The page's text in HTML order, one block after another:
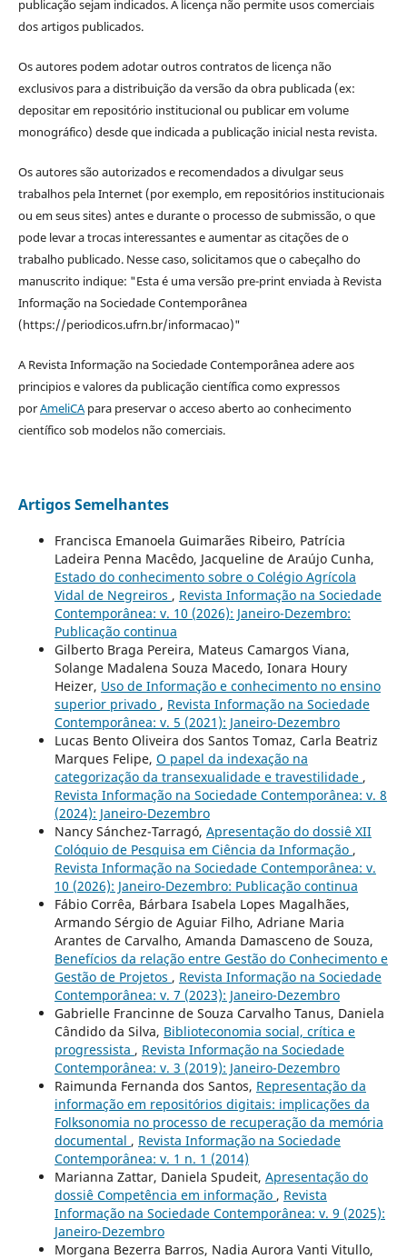
publicação sejam indicados. A licença não permite usos comerciais
dos artigos publicados.
Os autores podem adotar outros contratos de licença não
exclusivos para a distribuição da versão da obra publicada (ex:
depositar em repositório institucional ou publicar em volume
monográfico) desde que indicada a publicação inicial nesta revista.
Os autores são autorizados e recomendados a divulgar seus
trabalhos pela Internet (por exemplo, em repositórios institucionais
ou em seus sites) antes e durante o processo de submissão, o que
pode levar a trocas interessantes e aumentar as citações de o
trabalho publicado. Nesse caso, solicitamos que o cabeçalho do
manuscrito indique: "Esta é uma versão pre-print enviada à Revista
Informação na Sociedade Contemporânea
(https://periodicos.ufrn.br/informacao)"
A Revista Informação na Sociedade Contemporânea adere aos
principios e valores da publicação científica como expressos
porAmeliCApara preservar o acceso aberto ao conhecimento
científico sob modelos não comerciais.
Artigos Semelhantes
Francisca Emanoela Guimarães Ribeiro, Patrícia
Ladeira Penna Macêdo, Jacqueline de Araújo Cunha,
Estado do conhecimento sobre o Colégio Agrícola
Vidal de Negreiros , Revista Informação na Sociedade
Contemporânea: v. 10 (2026): Janeiro-Dezembro:
Publicação continua
Gilberto Braga Pereira, Mateus Camargos Viana,
Solange Madalena Souza Macedo, Ionara Houry
Heizer, Uso de Informação e conhecimento no ensino
superior privado , Revista Informação na Sociedade
Contemporânea: v. 5 (2021): Janeiro-Dezembro
Lucas Bento Oliveira dos Santos Tomaz, Carla Beatriz
Marques Felipe, O papel da indexação na
categorização da transexualidade e travestilidade ,
Revista Informação na Sociedade Contemporânea: v. 8
(2024): Janeiro-Dezembro
Nancy Sánchez-Tarragó, Apresentação do dossiê XII
Colóquio de Pesquisa em Ciência da Informação ,
Revista Informação na Sociedade Contemporânea: v.
10 (2026): Janeiro-Dezembro: Publicação continua
Fábio Corrêa, Bárbara Isabela Lopes Magalhães,
Armando Sérgio de Aguiar Filho, Adriane Maria
Arantes de Carvalho, Amanda Damasceno de Souza,
Benefícios da relação entre Gestão do Conhecimento e
Gestão de Projetos , Revista Informação na Sociedade
Contemporânea: v. 7 (2023): Janeiro-Dezembro
Gabrielle Francinne de Souza Carvalho Tanus, Daniela
Cândido da Silva, Biblioteconomia social, crítica e
progressista , Revista Informação na Sociedade
Contemporânea: v. 3 (2019): Janeiro-Dezembro
Raimunda Fernanda dos Santos, Representação da
informação em repositórios digitais: implicações da
Folksonomia no processo de recuperação da memória
documental , Revista Informação na Sociedade
Contemporânea: v. 1 n. 1 (2014)
Marianna Zattar, Daniela Spudeit, Apresentação do
dossiê Competência em informação , Revista
Informação na Sociedade Contemporânea: v. 9 (2025):
Janeiro-Dezembro
Morgana Bezerra Barros, Nadia Aurora Vanti Vitullo,